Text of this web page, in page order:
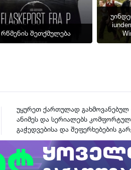
რწმენის შეთქმულება
უყურეთ ქართულად გახმოვანებულ
ანიმეს და სერიალებს
გაჭედვებისა და შეფერხებების